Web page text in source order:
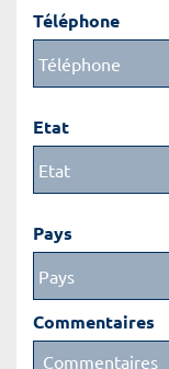
Téléphone
Etat
Pays
Commentaires